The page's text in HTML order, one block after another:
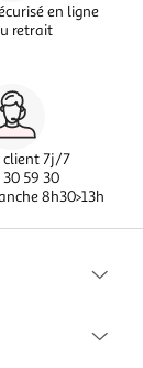
en ligne
retrait
client 7j/7
59 30
8h30>13h